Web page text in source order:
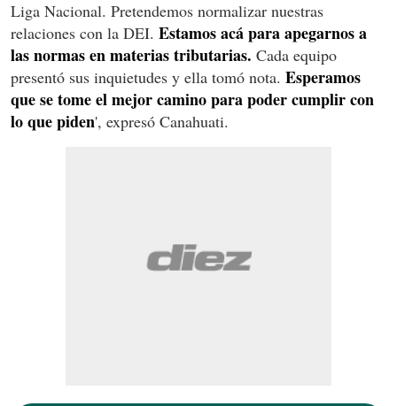
Liga Nacional. Pretendemos normalizar nuestras
relaciones con la DEI. Estamos acá para apegarnos a
las normas en materias tributarias. Cada equipo
presentó sus inquietudes y ella tomó nota. Esperamos
que se tome el mejor camino para poder cumplir con
lo que piden', expresó Canahuati.